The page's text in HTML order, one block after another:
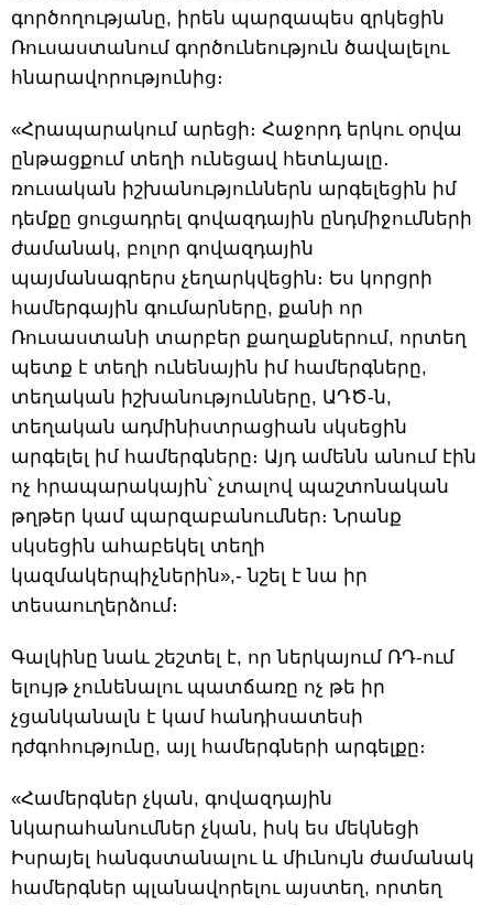
գործողությանը, իրեն պարզապես զրկեցին
Ռուսաստանում գործունեություն ծավալելու
հնարավորությունից։
«Հրապարակում արեցի։ Հաջորդ երկու օրվա
ընթացքում տեղի ունեցավ հետևյալը․
ռուսական իշխանություններն արգելեցին իմ
դեմքը ցուցադրել գովազդային ընդմիջումների
ժամանակ, բոլոր գովազդային
պայմանագրերս չեղարկվեցին։ Ես կորցրի
համերգային գումարները, քանի որ
Ռուսաստանի տարբեր քաղաքներում, որտեղ
պետք է տեղի ունենային իմ համերգները,
տեղական իշխանությունները, ԱԴԾ-ն,
տեղական ադմինիստրացիան սկսեցին
արգելել իմ համերգները։ Այդ ամենն անում էին
ոչ հրապարակային՝ չտալով պաշտոնական
թղթեր կամ պարզաբանումներ։ Նրանք
սկսեցին ահաբեկել տեղի
կազմակերպիչներին»,- նշել է նա իր
տեսաուղերձում։
Գալկինը նաև շեշտել է, որ ներկայում ՌԴ-ում
ելույթ չունենալու պատճառը ոչ թե իր
չցանկանալն է կամ հանդիսատեսի
դժգոհությունը, այլ համերգների արգելքը։
«Համերգներ չկան, գովազդային
նկարահանումներ չկան, իսկ ես մեկնեցի
Իսրայել հանգստանալու և միւնույն ժամանակ
համերգներ պլանավորելու այստեղ, որտեղ